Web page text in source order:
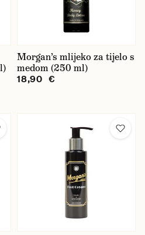
Morgan’s mlijeko za tijelo s
medom (250 ml)
18,90 €